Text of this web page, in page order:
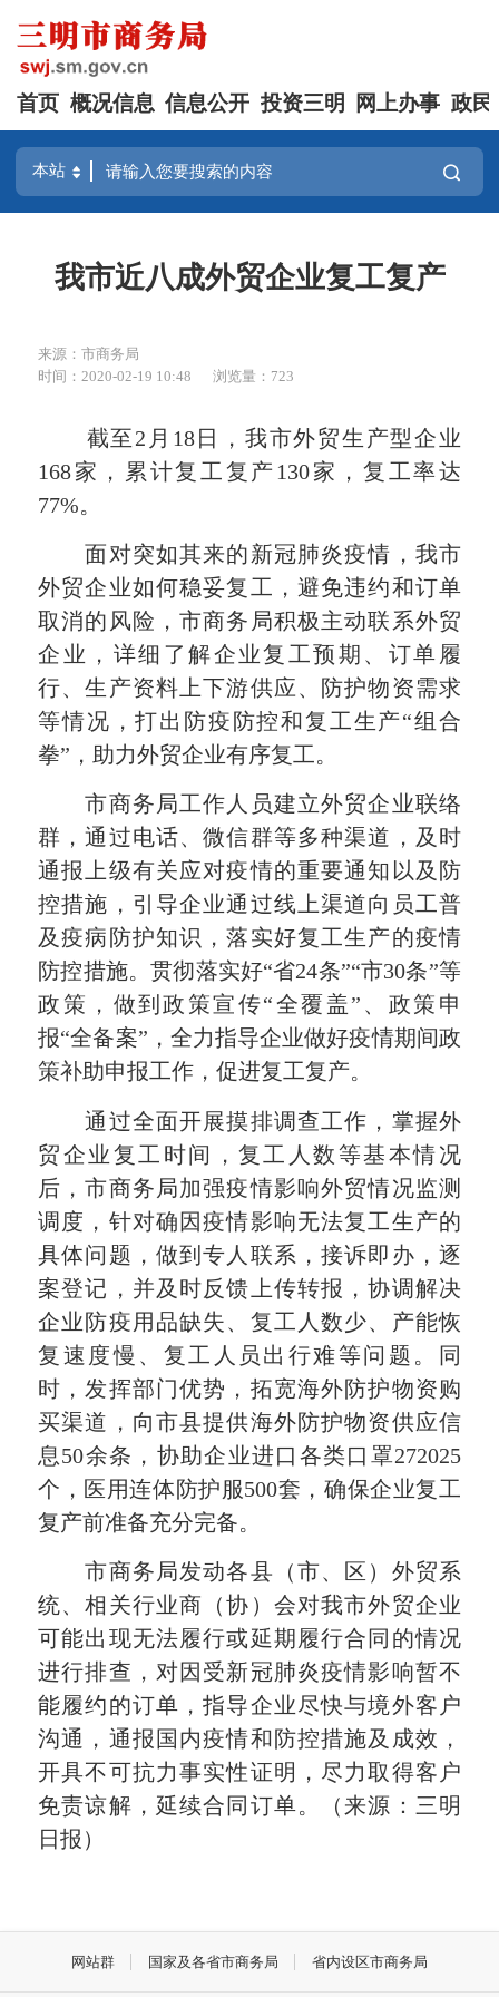
首页 概况信息 信息公开 投资三明 网上办事 政民
我市近八成外贸企业复工复产
来源：市商务局
时间：2020-02-19 10:48
浏览量：723
截至2月18日，我市外贸生产型企业
168家，累计复工复产130家，复工率达
77%。
面对突如其来的新冠肺炎疫情，我市
外贸企业如何稳妥复工，避免违约和订单
取消的风险，市商务局积极主动联系外贸
企业，详细了解企业复工预期、订单履
行、生产资料上下游供应、防护物资需求
等情况，打出防疫防控和复工生产“组合
拳”，助力外贸企业有序复工。
市商务局工作人员建立外贸企业联络
群，通过电话、微信群等多种渠道，及时
通报上级有关应对疫情的重要通知以及防
控措施，引导企业通过线上渠道向员工普
及疫病防护知识，落实好复工生产的疫情
防控措施。贯彻落实好“省24条”“市30条”等
政策，做到政策宣传“全覆盖”、政策申
报“全备案”，全力指导企业做好疫情期间政
策补助申报工作，促进复工复产。
通过全面开展摸排调查工作，掌握外
贸企业复工时间，复工人数等基本情况
后，市商务局加强疫情影响外贸情况监测
调度，针对确因疫情影响无法复工生产的
具体问题，做到专人联系，接诉即办，逐
案登记，并及时反馈上传转报，协调解决
企业防疫用品缺失、复工人数少、产能恢
复速度慢、复工人员出行难等问题。同
时，发挥部门优势，拓宽海外防护物资购
买渠道，向市县提供海外防护物资供应信
息50余条，协助企业进口各类口罩272025
个，医用连体防护服500套，确保企业复工
复产前准备充分完备。
市商务局发动各县（市、区）外贸系
统、相关行业商（协）会对我市外贸企业
可能出现无法履行或延期履行合同的情况
进行排查，对因受新冠肺炎疫情影响暂不
能履约的订单，指导企业尽快与境外客户
沟通，通报国内疫情和防控措施及成效，
开具不可抗力事实性证明，尽力取得客户
免责谅解，延续合同订单。（来源：三明
日报）
网站群 国家及各省市商务局 省内设区市商务局